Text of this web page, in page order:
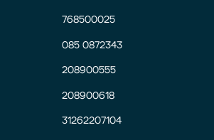
768500025
085 0872343
208900555
208900618
31262207104